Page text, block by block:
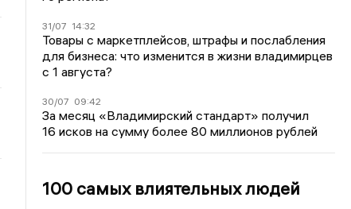
31/07 14:32
Товары с маркетплейсов, штрафы и послабления
для бизнеса: что изменится в жизни владимирцев
с 1 августа?
30/07 09:42
За месяц «Владимирский стандарт» получил
16 исков на сумму более 80 миллионов рублей
100 самых влиятельных людей